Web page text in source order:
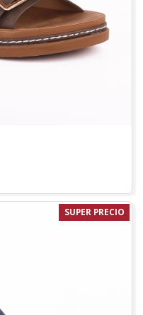
SUPER PRECIO